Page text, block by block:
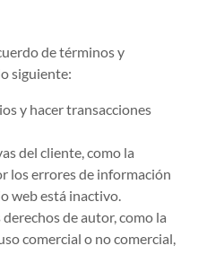
de términos y
siguiente:
y hacer transacciones
del cliente, como la
los errores de información
web está inactivo.
de autor, como la
comercial o no comercial,